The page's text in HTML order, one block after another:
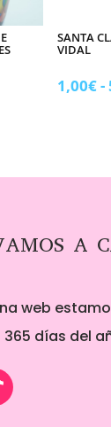
SANTA
VIDAL
1,00€-
A
web
días del